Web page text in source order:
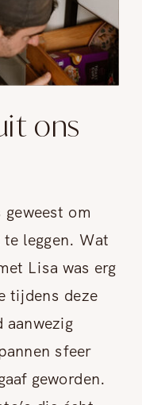
om
leggen. Wat
Lisa was erg
tijdens deze
aanwezig
sfeer
geworden.
ons